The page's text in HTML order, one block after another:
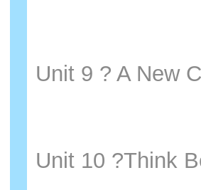
Unit 9 ? A New
Unit 10 ?Think